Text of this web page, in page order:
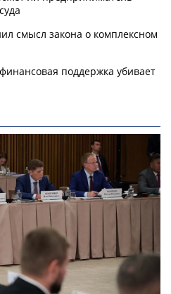
смысл закона о комплексном
поддержка убивает